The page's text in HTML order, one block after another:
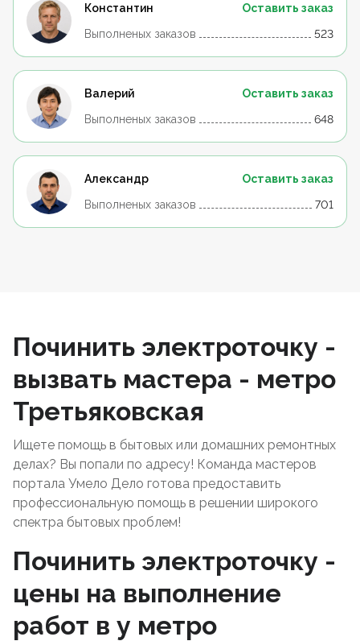
Константин
Оставить заказ
Выполненых заказов
523
Валерий
Оставить заказ
Выполненых заказов
648
Александр
Оставить заказ
Выполненых заказов
701
Починить электроточку -
вызвать мастера - метро
Третьяковская
Ищете помощь в бытовых или домашних ремонтных
делах? Вы попали по адресу! Команда мастеров
портала Умело Дело готова предоставить
профессиональную помощь в решении широкого
спектра бытовых проблем!
Починить электроточку -
цены на выполнение
работ в у метро